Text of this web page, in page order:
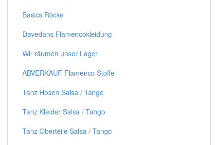
Basics Röcke
Davedans Flamencokleidung
Wir räumen unser Lager
ABVERKAUF Flamenco Stoffe
Tanz Hosen Salsa / Tango
Tanz Kleider Salsa / Tango
Tanz Oberteile Salsa / Tango